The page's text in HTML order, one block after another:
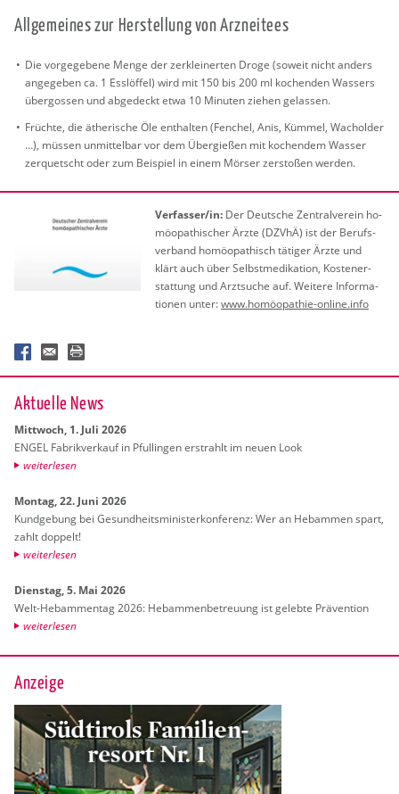
All­ge­mei­nes zur Her­stel­lung von Arz­nei­tees
Die vor­ge­ge­be­ne Menge der zer­klei­ner­ten Droge (so­weit nicht an­ders
an­ge­ge­ben ca. 1 Ess­löf­fel) wird mit 150 bis 200 ml ko­chen­den Was­sers
über­gos­sen und ab­ge­deckt etwa 10 Mi­nu­ten zie­hen ge­las­sen.
Früch­te, die äthe­ri­sche Öle ent­hal­ten (Fen­chel, Anis, Küm­mel, Wa­chol­der
…), müs­sen un­mit­tel­bar vor dem Über­gie­ßen mit ko­chen­dem Was­ser
zer­quetscht oder zum Bei­spiel in einem Mör­ser zer­sto­ßen wer­den.
Ver­fas­ser/in: Der Deut­sche Zen­tral­ver­ein ho­
möo­pa­thi­scher Ärzte (DZVhÄ) ist der Be­rufs­
ver­band ho­möo­pa­thisch tä­ti­ger Ärzte und
klärt auch über Selbst­me­di­ka­ti­on, Kos­ten­er­
stat­tung und Arzt­su­che auf. Wei­te­re In­for­ma­
tio­nen unter:www.​homöo­pa­thie-on­line.info
Ak­tu­el­le News
Mitt­woch, 1. Juli 2026
ENGEL Fa­brik­ver­kauf in Pful­lin­gen er­strahlt im neuen Look
wei­ter­le­sen
Mon­tag, 22. Juni 2026
Kund­ge­bung bei Ge­sund­heits­mi­nis­ter­kon­fe­renz: Wer an Heb­am­men spart,
zahlt dop­pelt!
wei­ter­le­sen
Diens­tag, 5. Mai 2026
Welt-Heb­am­men­tag 2026: Heb­am­men­be­treu­ung ist ge­leb­te Prä­ven­ti­on
wei­ter­le­sen
Anzeige